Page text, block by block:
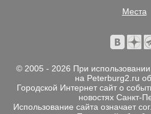
Места
© 2005 - 2026 При
на Peterburg2.ru
Городской Интернет сайт о
новостях Санкт-
Использование сайта означает